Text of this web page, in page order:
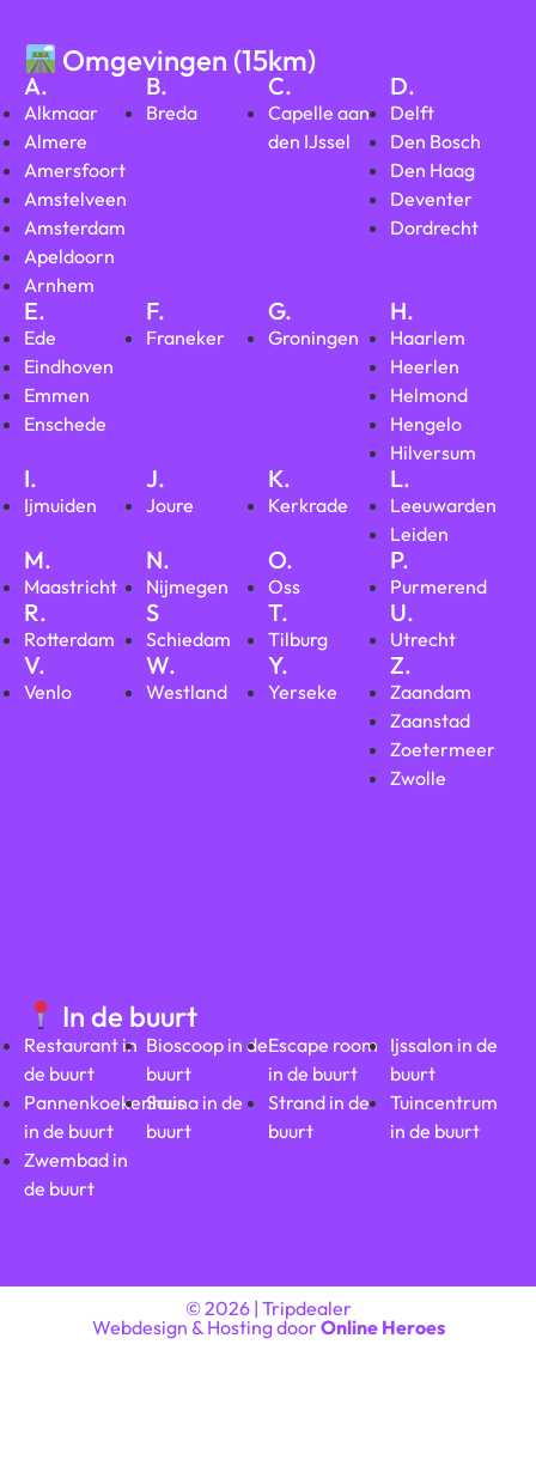
Omgevingen (15km)
A.
Alkmaar
Almere
Amersfoort
Amstelveen
Amsterdam
Apeldoorn
Arnhem
B.
Breda
C.
Capelle aan
den IJssel
D.
Delft
Den Bosch
Den Haag
Deventer
Dordrecht
E.
Ede
Eindhoven
Emmen
Enschede
F.
Franeker
G.
Groningen
H.
Haarlem
Heerlen
Helmond
Hengelo
Hilversum
I.
Ijmuiden
J.
Joure
K.
Kerkrade
L.
Leeuwarden
Leiden
M.
Maastricht
N.
Nijmegen
O.
Oss
P.
Purmerend
R.
Rotterdam
S
Schiedam
T.
Tilburg
U.
Utrecht
V.
Venlo
W.
Westland
Y.
Yerseke
Z.
Zaandam
Zaanstad
Zoetermeer
Zwolle
In de buurt
Restaurant in
de buurt
Pannenkoekenhuis
in de buurt
Zwembad in
de buurt
Bioscoop in de
buurt
Sauna in de
buurt
Escape room
in de buurt
Strand in de
buurt
Ijssalon in de
buurt
Tuincentrum
in de buurt
© 2026 | Tripdealer
Webdesign & Hosting doorOnline Heroes